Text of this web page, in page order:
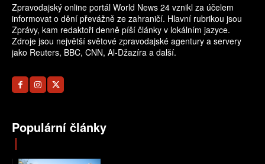
Zpravodajský online portál World News 24 vznikl za účelem
informovat o dění převážně ze zahraničí. Hlavní rubrikou jsou
Zprávy, kam redaktoři denně píší články v lokálním jazyce.
Zdroje jsou největší světové zpravodajské agentury a servery
jako Reuters, BBC, CNN, Al-Džazíra a další.
Populární články